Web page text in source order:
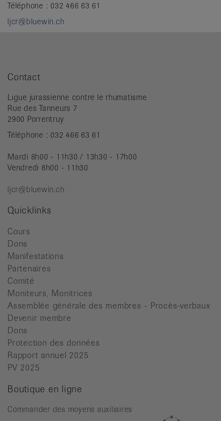
Téléphone : 032 466 63 61
ljcr@bluewin.ch
Contact
Ligue jurassienne contre le rhumatisme
Rue des Tanneurs 7
2900 Porrentruy
Téléphone : 032 466 63 61
Mardi 8h00 - 11h30 / 13h30 - 17h00
Vendredi 8h00 - 11h30
ljcr@bluewin.ch
Quicklinks
Cours
Dons
Manifestations
Partenaires
Comité
Moniteurs, Monitrices
Assemblée générale des membres - Procès-verbaux
Devenir membre
Dons
Protection des données
Rapport annuel 2025
PV 2025
Boutique en ligne
Commander des moyens auxiliaires